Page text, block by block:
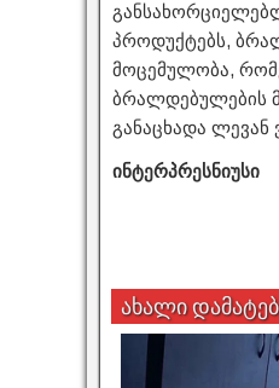
პროდუქტებს,
მოცემულობა,
ბრალდებულების
განაცხადა ლევან
ინტერპრესნიუსი
ახალი